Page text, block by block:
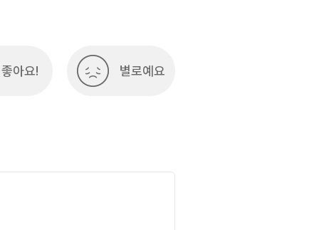
좋아요! 별로예요